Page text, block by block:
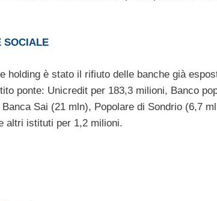
SOCIALE
holding è stato il rifiuto delle banche già
ponte: Unicredit per 183,3 milioni, Banco
Sai (21 mln), Popolare di Sondrio (6,7
altri istituti per 1,2 milioni.